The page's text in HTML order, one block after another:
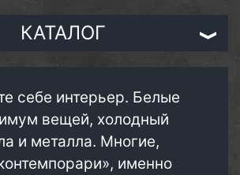
КАТАЛОГ
себе интерьер. Белые
вещей, холодный
и металла. Многие,
именно